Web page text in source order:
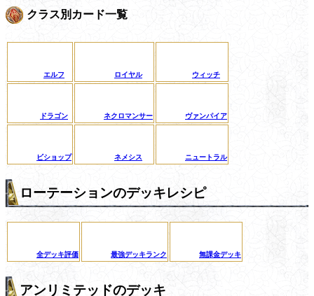
クラス別カード一覧
エルフ ロイヤル ウィッチ
ドラゴン ネクロマンサー ヴァンパイア
ビショップ ネメシス ニュートラル
ローテーションのデッキレシピ
全デッキ評価 最強デッキランク 無課金デッキ
アンリミテッドのデッキ